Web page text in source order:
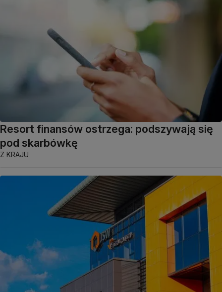
Resort finansów ostrzega: podszywają się
pod skarbówkę
Z KRAJU